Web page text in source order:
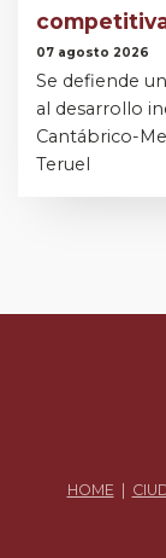
07 agosto 2026
Se defiende
al desarrollo
Cantábrico-
Teruel
HOME |